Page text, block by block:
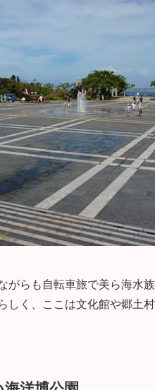
がらも自転車旅で美ら海水
しく、ここは文化館や郷土